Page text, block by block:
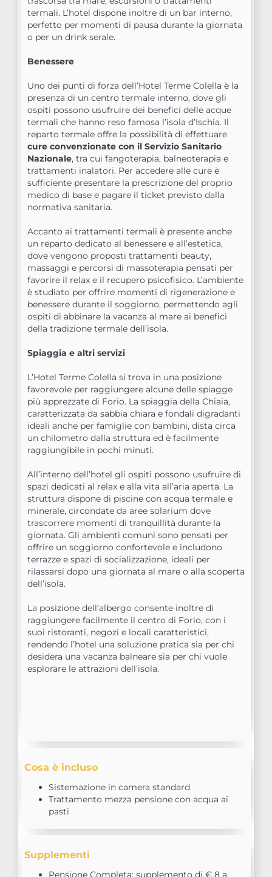
termali. L’hotel dispone inoltre di un bar interno,
perfetto per momenti di pausa durante la giornata
o per un drink serale.
Benessere
Uno dei punti di forza dell’Hotel Terme Colella è la
presenza di un centro termale interno, dove gli
ospiti possono usufruire dei benefici delle acque
termali che hanno reso famosa l’isola d’Ischia. Il
reparto termale offre la possibilità di effettuare
cure convenzionate con il Servizio Sanitario
Nazionale, tra cui fangoterapia, balneoterapia e
trattamenti inalatori. Per accedere alle cure è
sufficiente presentare la prescrizione del proprio
medico di base e pagare il ticket previsto dalla
normativa sanitaria.
Accanto ai trattamenti termali è presente anche
un reparto dedicato al benessere e all’estetica,
dove vengono proposti trattamenti beauty,
massaggi e percorsi di massoterapia pensati per
favorire il relax e il recupero psicofisico. L’ambiente
è studiato per offrire momenti di rigenerazione e
benessere durante il soggiorno, permettendo agli
ospiti di abbinare la vacanza al mare ai benefici
della tradizione termale dell’isola.
Spiaggia e altri servizi
L’Hotel Terme Colella si trova in una posizione
favorevole per raggiungere alcune delle spiagge
più apprezzate di Forio. La spiaggia della Chiaia,
caratterizzata da sabbia chiara e fondali digradanti
ideali anche per famiglie con bambini, dista circa
un chilometro dalla struttura ed è facilmente
raggiungibile in pochi minuti.
All’interno dell’hotel gli ospiti possono usufruire di
spazi dedicati al relax e alla vita all’aria aperta. La
struttura dispone di piscine con acqua termale e
minerale, circondate da aree solarium dove
trascorrere momenti di tranquillità durante la
giornata. Gli ambienti comuni sono pensati per
offrire un soggiorno confortevole e includono
terrazze e spazi di socializzazione, ideali per
rilassarsi dopo una giornata al mare o alla scoperta
dell’isola.
La posizione dell’albergo consente inoltre di
raggiungere facilmente il centro di Forio, con i
suoi ristoranti, negozi e locali caratteristici,
rendendo l’hotel una soluzione pratica sia per chi
desidera una vacanza balneare sia per chi vuole
esplorare le attrazioni dell’isola.
Cosa è incluso
Sistemazione in camera standard
Trattamento mezza pensione con acqua ai
pasti
Supplementi
Pensione Completa: supplemento di € 8 a